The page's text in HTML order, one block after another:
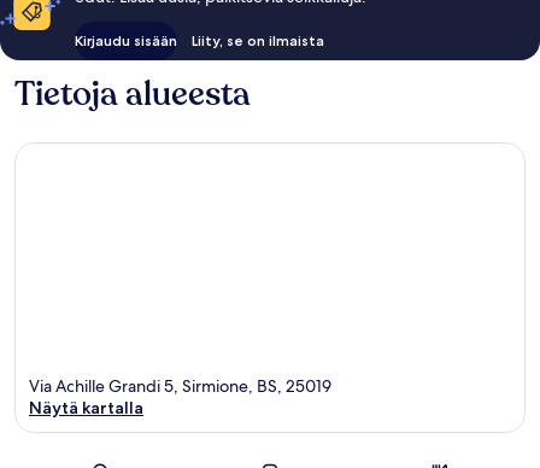
Kirjaudu sisään Liity, se on ilmaista
Tietoja alueesta
Via Achille Grandi 5, Sirmione, BS, 25019
Näytä kartalla